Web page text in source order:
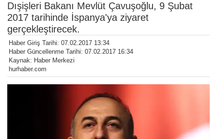
Dışişleri Bakanı Mevlüt Çavuşoğlu, 9 Şubat
2017 tarihinde İspanya'ya ziyaret
gerçekleştirecek.
Haber Giriş Tarihi: 07.02.2017 13:34
Haber Güncellenme Tarihi: 07.02.2017 16:34
Kaynak: Haber Merkezi
hurhaber.com